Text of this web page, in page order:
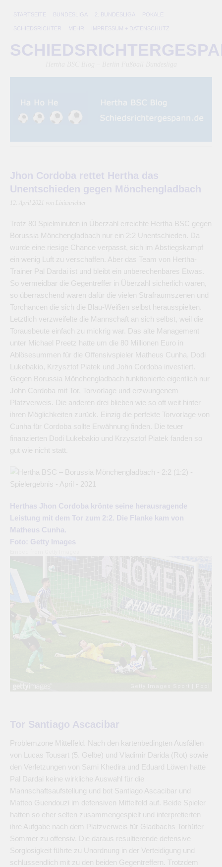
STARTSEITE BUNDESLIGA 2. BUNDESLIGA POKALE
SCHIEDSRICHTER MEHR IMPRESSUM + DATENSCHUTZ
Jhon Cordoba rettet Hertha das
Unentschieden gegen Mönchengladbach
12. April 2021 von Linienrichter
Trotz 80 Spielminuten in Überzahl erreichte Hertha BSC gegen
Borussia Mönchengladbach nur ein 2:2 Unentschieden. Da
wurde eine riesige Chance verpasst, sich im Abstiegskampf
ein wenig Luft zu verschaffen. Aber das Team von Hertha-
Trainer Pal Dardai ist und bleibt ein unberechenbares Etwas.
So vermeidbar die Gegentreffer in Überzahl sicherlich waren,
so überraschend waren dafür die vielen Strafraumszenen und
Torchancen die sich die Blau-Weißen selbst herausspielten.
Letztlich verzweifelte die Mannschaft an sich selbst, weil die
Torausbeute einfach zu mickrig war. Das alte Management
unter Michael Preetz hatte um die 80 Millionen Euro in
Ablösesummen für die Offensivspieler Matheus Cunha, Dodi
Lukebakio, Krzysztof Piatek und John Cordoba investiert.
Gegen Borussia Mönchengladbach funktionierte eigentlich nur
John Cordoba mit Tor, Torvorlage und erzwungenem
Platzverweis. Die anderen drei blieben wie so oft weit hinter
ihren Möglichkeiten zurück. Einzig die perfekte Torvorlage von
Cunha für Cordoba sollte Erwähnung finden. Die teuer
finanzierten Dodi Lukebakio und Krzysztof Piatek fanden so
gut wie nicht statt.
Herthas Jhon Cordoba krönte seine herausragende
Leistung mit dem Tor zum 2:2. Die Flanke kam von
Matheus Cunha.
Foto: Getty Images
Tor Santiago Ascacibar
Problemzone Mittelfeld. Nach den kartenbedingten Ausfällen
von Lucas Tousart (5. Gelbe) und Vladimir Darida (Rot) sowie
den Verletzungen von Sami Khedira und Eduard Löwen hatte
Pal Dardai keine wirkliche Auswahl für die
Mannschaftsaufstellung und bot Santiago Ascacibar und
Matteo Guendouzi im defensiven Mittelfeld auf. Beide Spieler
hatten so eher selten zusammengespielt und interpretierten
ihre Aufgabe nach dem Platzverweis für Gladbachs Torhüter
Sommer zu offensiv. Die daraus resultierende defensive
Sorglosigkeit führte zu Unordnung in der Verteidigung und
schlussendlich mit zu den beiden Gegentreffern. Trotzdem